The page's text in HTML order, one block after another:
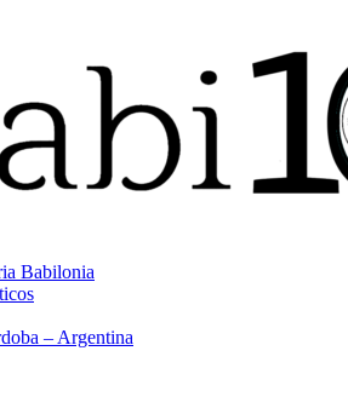
Babilonia
– Argentina